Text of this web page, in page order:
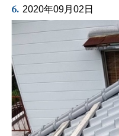
6. 2020年09月02日